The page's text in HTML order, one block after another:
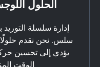
الحلول
إدارة سلسلة التوريد
سلس. نحن نقدم
يؤدي إلى تحسين